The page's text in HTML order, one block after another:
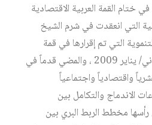
ختام القمة العربية الاقتصادية
التي انعقدت في شرم الشيخ
التي تم إقرارها في قمة
الكويت 19- 20 كانون الثاني/ يناير 2009 ، والمضي قدماً في
واقتصادياً واجتماعياً
الاندماج والتكامل بين
رأسها مخطط الربط البري بين